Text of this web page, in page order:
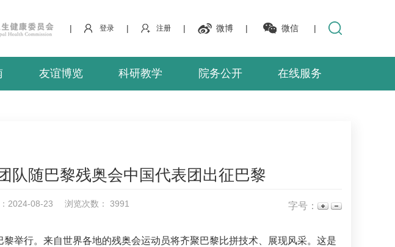
| 登录 | 注册 | 微博 | 微信 |
友谊博览 科研教学 院务公开 在线服务
队随巴黎残奥会中国代表团出征巴黎
2024-08-23 浏览次数： 3991 字号：
举行。来自世界各地的残奥会运动员将齐聚巴黎比拼技术、展现风采。这是